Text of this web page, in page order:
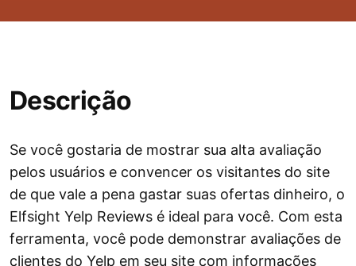
Descrição
Se você gostaria de mostrar sua alta avaliação
pelos usuários e convencer os visitantes do site
de que vale a pena gastar suas ofertas dinheiro, o
Elfsight Yelp Reviews é ideal para você. Com esta
ferramenta, você pode demonstrar avaliações de
clientes do Yelp em seu site com informações